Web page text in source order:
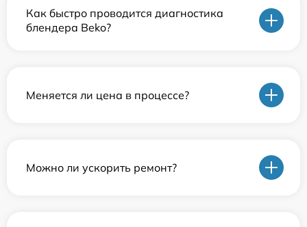
Как быстро проводится диагностика
блендера Beko?
Меняется ли цена в процессе?
Можно ли ускорить ремонт?